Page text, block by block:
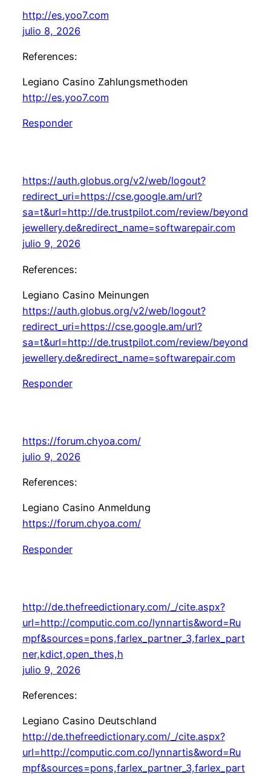
http://es.yoo7.com
julio 8, 2026
References:
Legiano Casino Zahlungsmethoden
http://es.yoo7.com
Responder
https://auth.globus.org/v2/web/logout?
redirect_uri=https://cse.google.am/url?
sa=t&url=http://de.trustpilot.com/review/beyond
jewellery.de&redirect_name=softwarepair.com
julio 9, 2026
References:
Legiano Casino Meinungen
https://auth.globus.org/v2/web/logout?
redirect_uri=https://cse.google.am/url?
sa=t&url=http://de.trustpilot.com/review/beyond
jewellery.de&redirect_name=softwarepair.com
Responder
https://forum.chyoa.com/
julio 9, 2026
References:
Legiano Casino Anmeldung
https://forum.chyoa.com/
Responder
http://de.thefreedictionary.com/_/cite.aspx?
url=http://computic.com.co/lynnartis&word=Ru
mpf&sources=pons,farlex_partner_3,farlex_part
ner,kdict,open_thes,h
julio 9, 2026
References:
Legiano Casino Deutschland
http://de.thefreedictionary.com/_/cite.aspx?
url=http://computic.com.co/lynnartis&word=Ru
mpf&sources=pons,farlex_partner_3,farlex_part